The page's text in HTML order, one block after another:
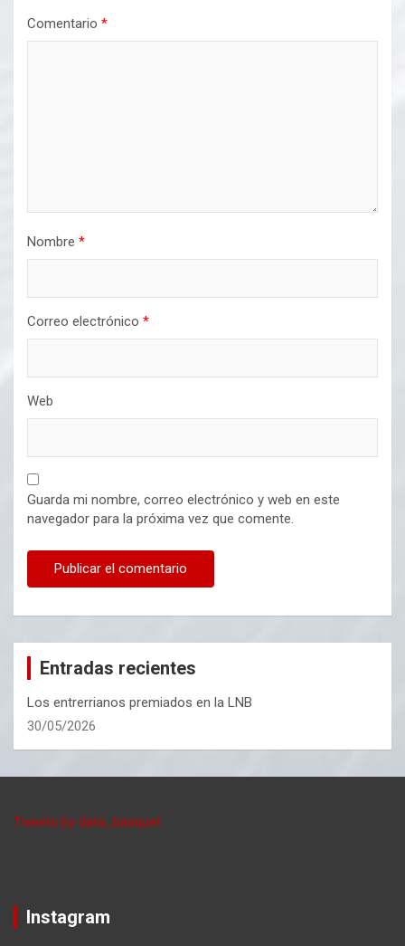
Comentario *
Nombre *
Correo electrónico *
Web
Guarda mi nombre, correo electrónico y web en este
navegador para la próxima vez que comente.
Entradas recientes
Los entrerrianos premiados en la LNB
30/05/2026
Tweets by data_basquet
Instagram